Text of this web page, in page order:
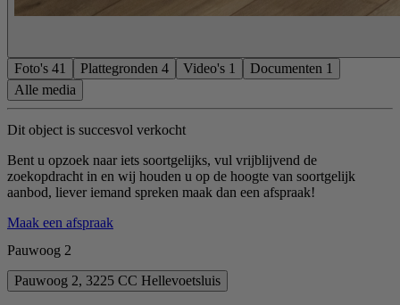
Foto's 41 Plattegronden 4 Video's 1 Documenten 1
Alle media
Dit object is succesvol verkocht
Bent u opzoek naar iets soortgelijks, vul vrijblijvend de
zoekopdracht in en wij houden u op de hoogte van soortgelijk
aanbod, liever iemand spreken maak dan een afspraak!
Maak een afspraak
Pauwoog 2
Pauwoog 2, 3225 CC Hellevoetsluis